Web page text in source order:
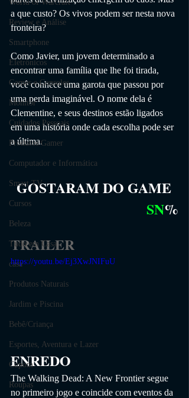
World of Warcraft
Review e Análise
Smartphone
Eletrônicos
Games e Consoles
Monitor
Cuidados Pessoais
Produtos Gamer
Computador e Informática
Smart TV
Cursos
Beleza
Tudo em Casa
casa
Produtos Naturais
Jardim e Piscina
Bebê/Criança
Esportes, Aventura e Lazer
Cupom
Roupas
a que custo? Os vivos podem ser nesta nova
fronteira?
Como Javier, um jovem determinado a
encontrar uma família que lhe foi tirada,
você conhece uma garota que passou por
uma perda imaginável. O nome dela é
Clementine, e seus destinos estão ligados
em uma história onde cada escolha pode ser
a última.
GOSTARAM DO GAME
SN%
TRAILER
https://youtu.be/Ej3XwJNIFuU
ENREDO
The Walking Dead: A New Frontier segue
no primeiro jogo e coincide com eventos da